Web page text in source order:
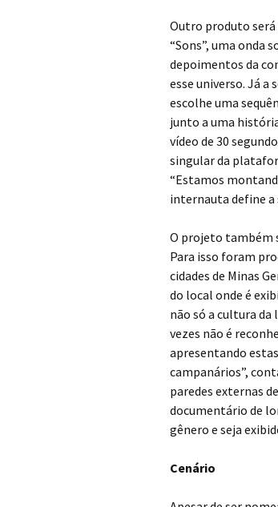
Outro produto será
“Sons”, uma onda
depoimentos da
esse universo. Já a
escolhe uma
junto a uma
vídeo de 30
singular da
“Estamos
internauta define a
O projeto também
Para isso foram
cidades de Minas
do local onde é
não só a cultura
vezes não é
apresentando
campanários”,
paredes externas
documentário de
gênero e seja
Cenário